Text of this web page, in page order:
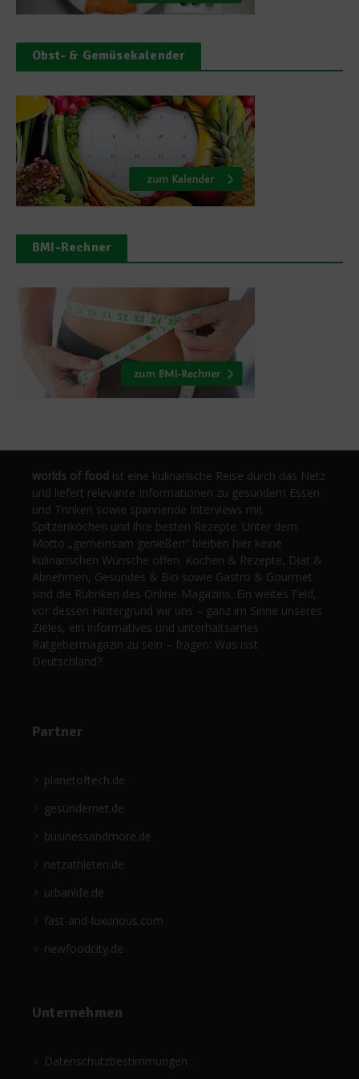
Obst- & Gemüsekalender
BMI-Rechner
worlds of food ist eine kulinarische Reise durch das Netz
und liefert relevante Informationen zu gesundem Essen
und Trinken sowie spannende Interviews mit
Spitzenköchen und ihre besten Rezepte. Unter dem
Motto „gemeinsam genießen“ bleiben hier keine
kulinarischen Wünsche offen. Kochen & Rezepte, Diät &
Abnehmen, Gesundes & Bio sowie Gastro & Gourmet
sind die Rubriken des Online-Magazins. Ein weites Feld,
vor dessen Hintergrund wir uns – ganz im Sinne unseres
Zieles, ein informatives und unterhaltsames
Ratgebermagazin zu sein – fragen: Was isst
Deutschland?
Partner
planetoftech.de
gesündernet.de
businessandmore.de
netzathleten.de
urbanlife.de
fast-and-luxurious.com
newfoodcity.de
Unternehmen
Datenschutzbestimmungen